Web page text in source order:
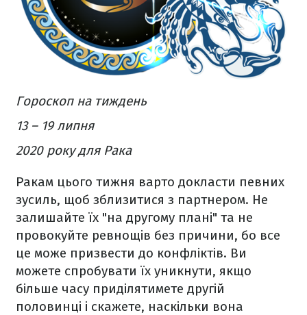
Гороскоп на тиждень
13 – 19 липня
2020 року для Рака
Ракам цього тижня варто докласти певних
зусиль, щоб зблизитися з партнером. Не
залишайте їх "на другому плані" та не
провокуйте ревнощів без причини, бо все
це може призвести до конфліктів. Ви
можете спробувати їх уникнути, якщо
більше часу приділятимете другій
половинці і скажете, наскільки вона